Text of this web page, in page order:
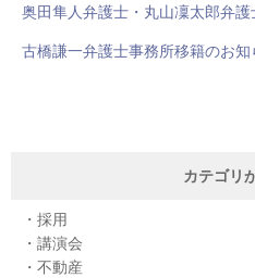
奥田隼人弁護士・丸山凜太郎弁
古橋謙一弁護士事務所移籍のお知
カテゴリ
採用
講演会
不動産